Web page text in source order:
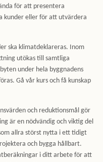
för att presentera
kunder eller för att utvärdera
ska klimatdeklareras. Inom
utökas till samtliga
under hela byggnadens
Gå vår kurs och få kunskap
och reduktionsmål gör
är en nödvändig och viktig del
allra störst nytta i ett tidigt
och bygga hållbart.
i ditt arbete för att